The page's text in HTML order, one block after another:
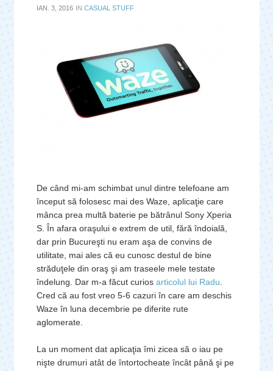
IAN. 3, 2016 IN CASUAL STUFF
De când mi-am schimbat unul dintre telefoane am
început să folosesc mai des Waze, aplicaţie care
mânca prea multă baterie pe bătrânul Sony Xperia
S. În afara oraşului e extrem de util, fără îndoială,
dar prin Bucureşti nu eram aşa de convins de
utilitate, mai ales că eu cunosc destul de bine
străduţele din oraş şi am traseele mele testate
îndelung. Dar m-a făcut curios articolul lui Radu
Cred că au fost vreo 5-6 cazuri în care am deschis
Waze în luna decembrie pe diferite rute
aglomerate.
La un moment dat aplicaţia îmi zicea să o iau pe
nişte drumuri atât de întortocheate încât până şi pe